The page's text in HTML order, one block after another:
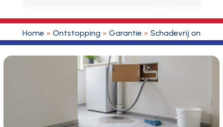
Home » Ontstopping » Garantie » Schadevrij